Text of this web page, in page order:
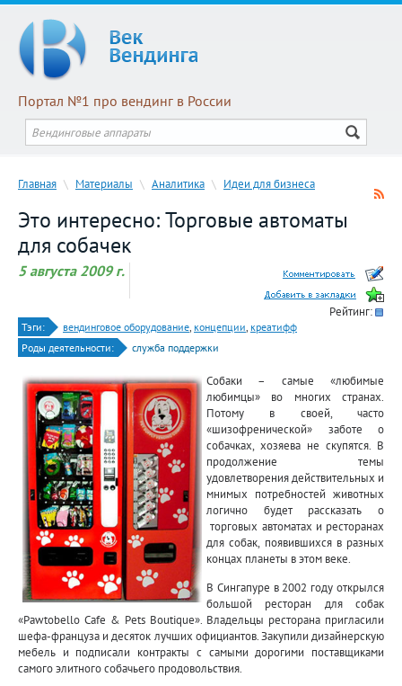
Портал №1 про вендинг в России
Главная \ Материалы \ Аналитика \ Идеи для бизнеса
Это интересно: Торговые автоматы
для собачек
5 августа 2009 г.
Рейтинг:
Тэги: вендинговое оборудование, концепции, креатифф
Роды деятельности:
служба поддержки
Собаки – самые «любимые
любимцы» во многих странах.
Потому в своей, часто
«шизофренической» заботе о
собачках, хозяева не скупятся. В
продолжение темы
удовлетворения действительных и
мнимых потребностей животных
логично будет рассказать о
торговых автоматах и ресторанах
для собак, появившихся в разных
концах планеты в этом веке.
В Сингапуре в 2002 году открылся
большой ресторан для собак
«Pawtobello Cafe & Pets Boutique». Владельцы ресторана пригласили
шефа-француза и десяток лучших официантов. Закупили дизайнерскую
мебель и подписали контракты с самыми дорогими поставщиками
самого элитного собачьего продовольствия.